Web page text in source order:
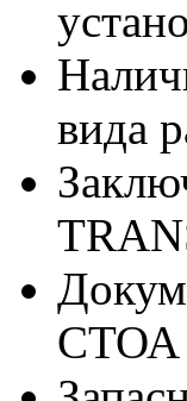
вида
СТОА